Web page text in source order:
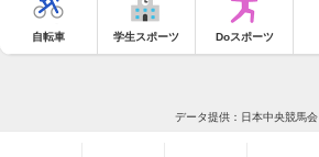
自転車 学生スポーツ Doスポーツ
データ提供：日本中央競馬会